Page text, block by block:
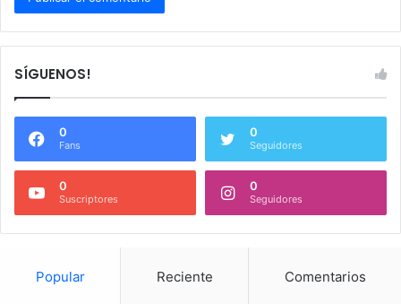
SÍGUENOS!
0
Fans
0
Seguidores
0
Suscriptores
0
Seguidores
Popular Reciente Comentarios